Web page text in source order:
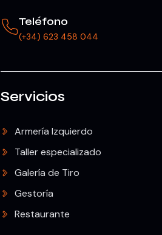
Teléfono
(+34) 623 458 044
Servicios
Armería Izquierdo
Taller especializado
Galería de Tiro
Gestoría
Restaurante